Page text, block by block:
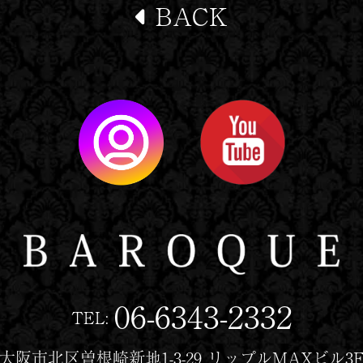
BACK
TEL: 06-6343-2332
阪市北区曽根崎新地1-3-29 リップルMAXビル